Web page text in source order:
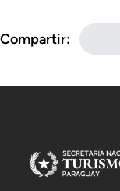
Compartir: